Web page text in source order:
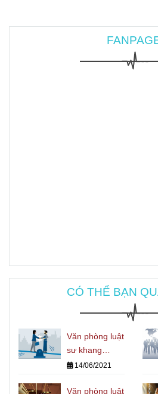
CÓ THỂ BẠN
Văn phòng luật
sư khang
chính: LUẬT
GIẢI QUYẾT
14/06/2021
Văn phòng luật